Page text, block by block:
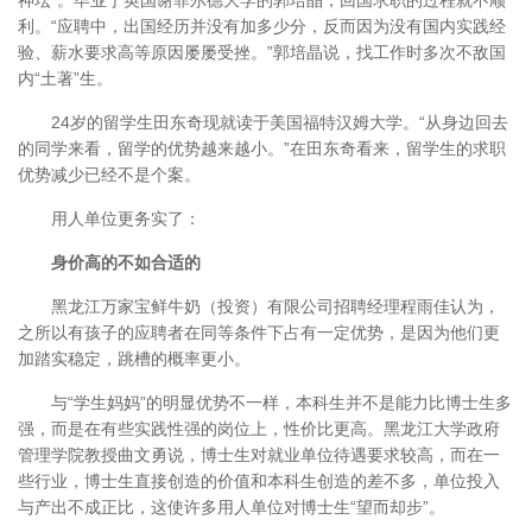
利。“应聘中，出国经历并没有加多少分，反而因为没有国内实践经
验、薪水要求高等原因屡屡受挫。”郭培晶说，找工作时多次不敌国
内“土著”生。
24岁的留学生田东奇现就读于美国福特汉姆大学。“从身边回去
的同学来看，留学的优势越来越小。”在田东奇看来，留学生的求职
优势减少已经不是个案。
用人单位更务实了：
身价高的不如合适的
黑龙江万家宝鲜牛奶（投资）有限公司招聘经理程雨佳认为，
之所以有孩子的应聘者在同等条件下占有一定优势，是因为他们更
加踏实稳定，跳槽的概率更小。
与“学生妈妈”的明显优势不一样，本科生并不是能力比博士生多
强，而是在有些实践性强的岗位上，性价比更高。黑龙江大学政府
管理学院教授曲文勇说，博士生对就业单位待遇要求较高，而在一
些行业，博士生直接创造的价值和本科生创造的差不多，单位投入
与产出不成正比，这使许多用人单位对博士生“望而却步”。